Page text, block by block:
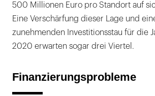
500 Millionen Euro pro Standort auf
Eine Verschärfung dieser Lage und
zunehmenden Investitionsstau für die
2020 erwarten sogar drei Viertel.
Finanzierungsprobleme